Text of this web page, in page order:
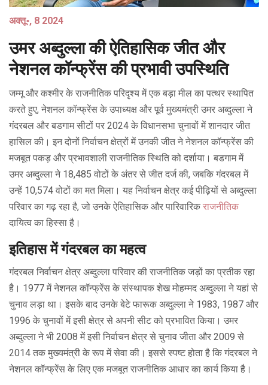
अक्तू॰, 8 2024
उमर अब्दुल्ला की ऐतिहासिक जीत और
नेशनल कॉन्फ्रेंस की प्रभावी उपस्थिति
जम्मू और कश्मीर के राजनीतिक परिदृश्य में एक बड़ा मील का पत्थर स्थापित
करते हुए, नेशनल कॉन्फ्रेंस के उपाध्यक्ष और पूर्व मुख्यमंत्री उमर अब्दुल्ला ने
गंदरबल और बडगाम सीटों पर 2024 के विधानसभा चुनावों में शानदार जीत
हासिल की। इन दोनों निर्वाचन क्षेत्रों में उनकी जीत ने नेशनल कॉन्फ्रेंस की
मजबूत पकड़ और प्रभावशाली राजनीतिक स्थिति को दर्शाया। बडगाम में
उमर अब्दुल्ला ने 18,485 वोटों के अंतर से जीत दर्ज की, जबकि गंदरबल में
उन्हें 10,574 वोटों का मत मिला। यह निर्वाचन क्षेत्र कई पीढ़ियों से अब्दुल्ला
परिवार का गढ़ रहा है, जो उनके ऐतिहासिक और पारिवारिक राजनीतिक
दायित्व का हिस्सा है।
इतिहास में गंदरबल का महत्व
गंदरबल निर्वाचन क्षेत्र अब्दुल्ला परिवार की राजनीतिक जड़ों का प्रतीक रहा
है। 1977 में नेशनल कॉन्फ्रेंस के संस्थापक शेख मोहम्मद अब्दुल्ला ने यहां से
चुनाव लड़ा था। इसके बाद उनके बेटे फारूक अब्दुल्ला ने 1983, 1987 और
1996 के चुनावों में इसी क्षेत्र से अपनी सीट को प्रभावित किया। उमर
अब्दुल्ला ने भी 2008 में इसी निर्वाचन क्षेत्र से चुनाव जीता और 2009 से
2014 तक मुख्यमंत्री के रूप में सेवा की। इससे स्पष्ट होता है कि गंदरबल ने
नेशनल कॉन्फ्रेंस के लिए एक मजबूत राजनीतिक आधार का कार्य किया है।